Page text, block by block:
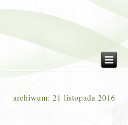
archiwum:21 listopada 2016